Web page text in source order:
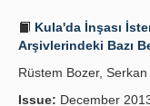
Kula'da İnşası
Arşivlerindeki Bazı
Rüstem Bozer,
Issue: December